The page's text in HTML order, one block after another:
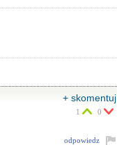
+ skomentuj
1 0
odpowiedz